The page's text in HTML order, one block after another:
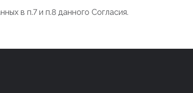
в п.7 и п.8 данного Согласия.